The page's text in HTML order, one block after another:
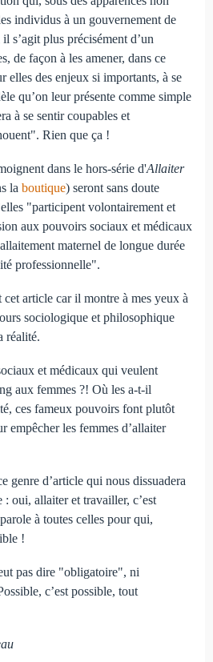
individus à un gouvernement de
plus précisément d’un
de façon à les amener, dans ce
elles des enjeux si importants, à se
qu’on leur présente comme simple
à se sentir coupables et
Rien que ça !
dans le hors-série d'Allaiter
la boutique) seront sans doute
"participent volontairement et
aux pouvoirs sociaux et médicaux
maternel de longue durée
professionnelle".
cet article car il montre à mes yeux à
sociologique et philosophique
réalité.
et médicaux qui veulent
aux femmes ?! Où les a-t-il
ces fameux pouvoirs font plutôt
empêcher les femmes d’allaiter
genre d’article qui nous dissuadera
: oui, allaiter et travailler, c’est
à toutes celles pour qui,
!
pas dire "obligatoire", ni
c’est possible, tout